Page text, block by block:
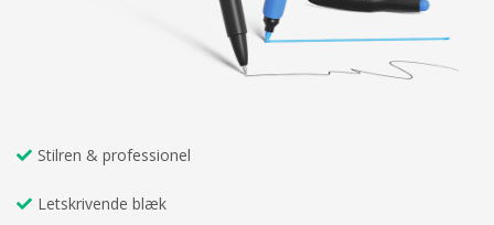
Stilren & professionel
Letskrivende blæk